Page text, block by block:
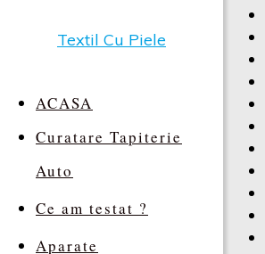
ACASA
Curatare Tapiterie
Auto
Ce am testat ?
Aparate